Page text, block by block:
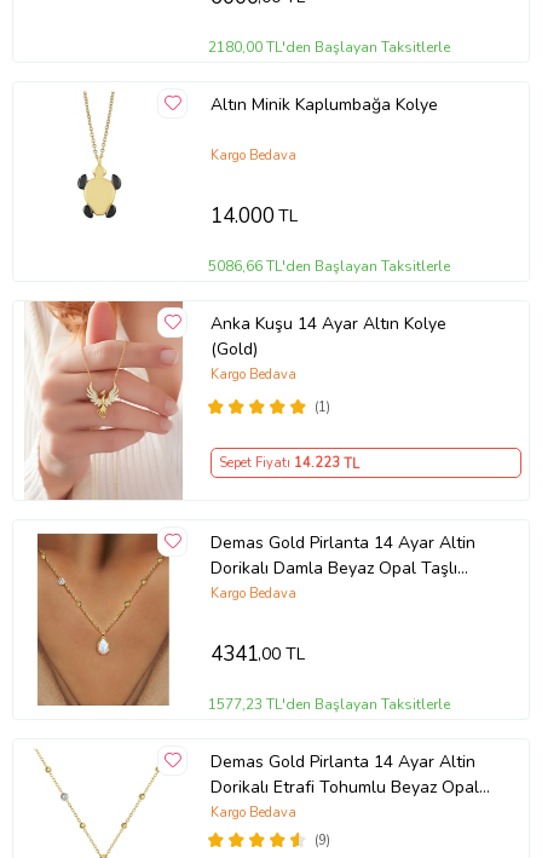
2180,00 TL'den Başlayan Taksitlerle
Altın Minik Kaplumbağa Kolye
Kargo Bedava
14.000TL
5086,66 TL'den Başlayan Taksitlerle
Anka Kuşu 14 Ayar Altın Kolye
(Gold)
(1)
Kargo Bedava
Sepet Fiyatı 14.223TL
Demas Gold Pirlanta 14 Ayar Altin
Dorikalı Damla Beyaz Opal Taşlı
Kolye
Kargo Bedava
4341,00 TL
1577,23 TL'den Başlayan Taksitlerle
Demas Gold Pirlanta 14 Ayar Altin
Dorikalı Etrafi Tohumlu Beyaz Opal
Taşlı Kolye
(9)
Kargo Bedava